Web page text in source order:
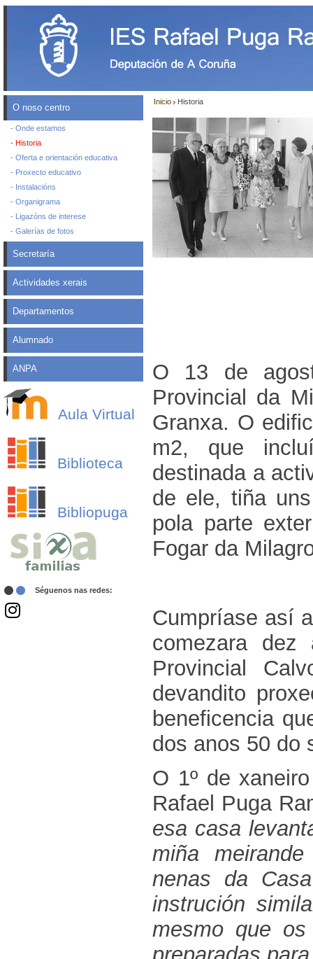
O noso centro
- Onde estamos
- Historia
- Oferta e orientación educativa
- Proxecto educativo
- Instalacións
- Organigrama
- Ligazóns de interese
- Galerías de fotos
Secretaría
Actividades xerais
Departamentos
Alumnado
ANPA
Aula Virtual
Biblioteca
Bibliopuga
Séguenos nas redes:
Inicio Historia
O 13 de
Provincial da
Granxa. O
m2, que
destinada a
de ele, tiña
pola parte
Fogar da
Cumpríase así
comezara
Provincial
devandito
beneficencia
dos anos 50 do
O 1º de
Rafael Puga
esa casa
miña
nenas da
instrución
mesmo que